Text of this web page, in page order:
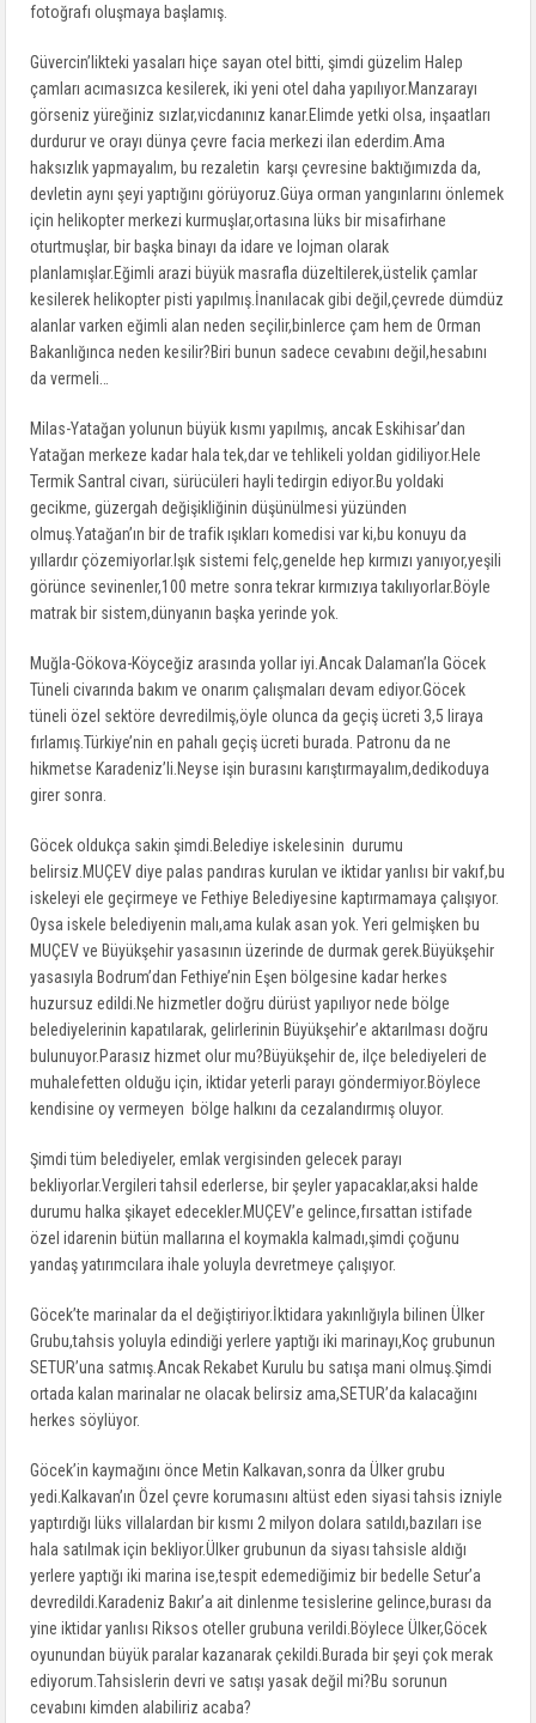
fotoğrafı oluşmaya başlamış.
Güvercin’likteki yasaları hiçe sayan otel bitti, şimdi güzelim Halep
çamları acımasızca kesilerek, iki yeni otel daha yapılıyor.Manzarayı
görseniz yüreğiniz sızlar,vicdanınız kanar.Elimde yetki olsa, inşaatları
durdurur ve orayı dünya çevre facia merkezi ilan ederdim.Ama
haksızlık yapmayalım, bu rezaletin karşı çevresine baktığımızda da,
devletin aynı şeyi yaptığını görüyoruz.Güya orman yangınlarını önlemek
için helikopter merkezi kurmuşlar,ortasına lüks bir misafirhane
oturtmuşlar, bir başka binayı da idare ve lojman olarak
planlamışlar.Eğimli arazi büyük masrafla düzeltilerek,üstelik çamlar
kesilerek helikopter pisti yapılmış.İnanılacak gibi değil,çevrede dümdüz
alanlar varken eğimli alan neden seçilir,binlerce çam hem de Orman
Bakanlığınca neden kesilir?Biri bunun sadece cevabını değil,hesabını
da vermeli…
Milas-Yatağan yolunun büyük kısmı yapılmış, ancak Eskihisar’dan
Yatağan merkeze kadar hala tek,dar ve tehlikeli yoldan gidiliyor.Hele
Termik Santral civarı, sürücüleri hayli tedirgin ediyor.Bu yoldaki
gecikme, güzergah değişikliğinin düşünülmesi yüzünden
olmuş.Yatağan’ın bir de trafik ışıkları komedisi var ki,bu konuyu da
yıllardır çözemiyorlar.Işık sistemi felç,genelde hep kırmızı yanıyor,yeşili
görünce sevinenler,100 metre sonra tekrar kırmızıya takılıyorlar.Böyle
matrak bir sistem,dünyanın başka yerinde yok.
Muğla-Gökova-Köyceğiz arasında yollar iyi.Ancak Dalaman’la Göcek
Tüneli civarında bakım ve onarım çalışmaları devam ediyor.Göcek
tüneli özel sektöre devredilmiş,öyle olunca da geçiş ücreti 3,5 liraya
fırlamış.Türkiye’nin en pahalı geçiş ücreti burada. Patronu da ne
hikmetse Karadeniz’li.Neyse işin burasını karıştırmayalım,dedikoduya
girer sonra.
Göcek oldukça sakin şimdi.Belediye iskelesinin durumu
belirsiz.MUÇEV diye palas pandıras kurulan ve iktidar yanlısı bir vakıf,bu
iskeleyi ele geçirmeye ve Fethiye Belediyesine kaptırmamaya çalışıyor.
Oysa iskele belediyenin malı,ama kulak asan yok. Yeri gelmişken bu
MUÇEV ve Büyükşehir yasasının üzerinde de durmak gerek.Büyükşehir
yasasıyla Bodrum’dan Fethiye’nin Eşen bölgesine kadar herkes
huzursuz edildi.Ne hizmetler doğru dürüst yapılıyor nede bölge
belediyelerinin kapatılarak, gelirlerinin Büyükşehir’e aktarılması doğru
bulunuyor.Parasız hizmet olur mu?Büyükşehir de, ilçe belediyeleri de
muhalefetten olduğu için, iktidar yeterli parayı göndermiyor.Böylece
kendisine oy vermeyen bölge halkını da cezalandırmış oluyor.
Şimdi tüm belediyeler, emlak vergisinden gelecek parayı
bekliyorlar.Vergileri tahsil ederlerse, bir şeyler yapacaklar,aksi halde
durumu halka şikayet edecekler.MUÇEV’e gelince,fırsattan istifade
özel idarenin bütün mallarına el koymakla kalmadı,şimdi çoğunu
yandaş yatırımcılara ihale yoluyla devretmeye çalışıyor.
Göcek’te marinalar da el değiştiriyor.İktidara yakınlığıyla bilinen Ülker
Grubu,tahsis yoluyla edindiği yerlere yaptığı iki marinayı,Koç grubunun
SETUR’una satmış.Ancak Rekabet Kurulu bu satışa mani olmuş.Şimdi
ortada kalan marinalar ne olacak belirsiz ama,SETUR’da kalacağını
herkes söylüyor.
Göcek’in kaymağını önce Metin Kalkavan,sonra da Ülker grubu
yedi.Kalkavan’ın Özel çevre korumasını altüst eden siyasi tahsis izniyle
yaptırdığı lüks villalardan bir kısmı 2 milyon dolara satıldı,bazıları ise
hala satılmak için bekliyor.Ülker grubunun da siyası tahsisle aldığı
yerlere yaptığı iki marina ise,tespit edemediğimiz bir bedelle Setur’a
devredildi.Karadeniz Bakır’a ait dinlenme tesislerine gelince,burası da
yine iktidar yanlısı Riksos oteller grubuna verildi.Böylece Ülker,Göcek
oyunundan büyük paralar kazanarak çekildi.Burada bir şeyi çok merak
ediyorum.Tahsislerin devri ve satışı yasak değil mi?Bu sorunun
cevabını kimden alabiliriz acaba?